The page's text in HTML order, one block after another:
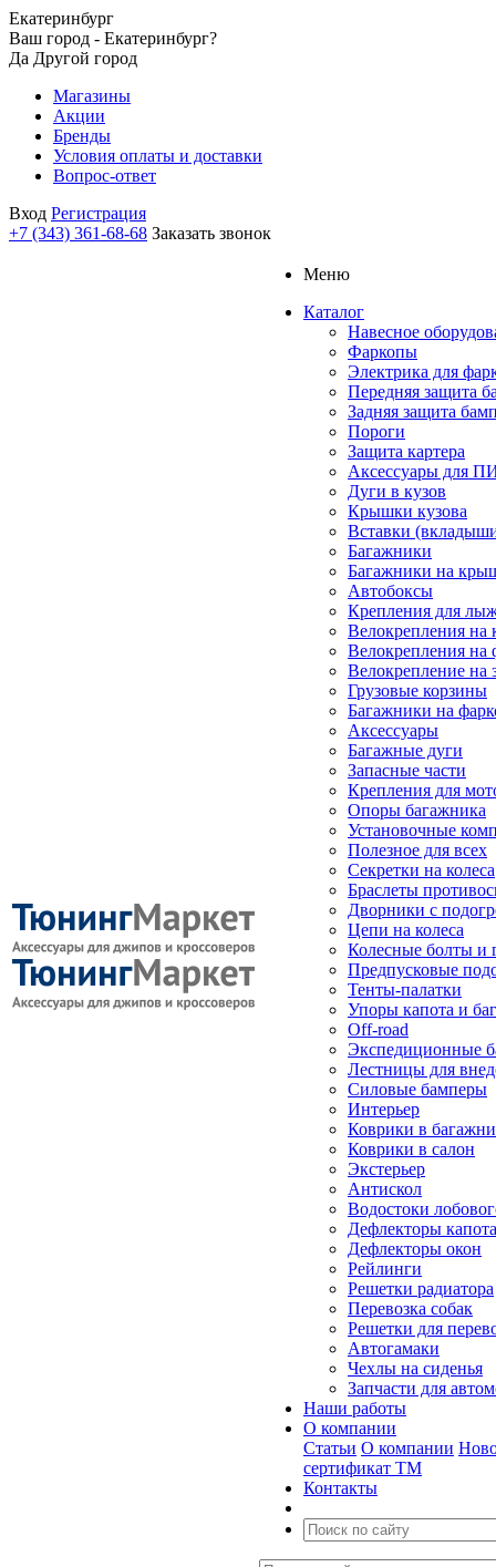
Екатеринбург
Ваш город - Екатеринбург?
Да Другой город
Магазины
Акции
Бренды
Условия оплаты и доставки
Вопрос-ответ
Вход Регистрация
+7 (343) 361-68-68 Заказать звонок
Меню
Каталог
Навесное
Фаркопы
Электрика для
Передняя защита
Задняя защита
Пороги
Защита картера
Аксессуары для
Дуги в кузов
Крышки кузова
Вставки
Багажники
Багажники на
Автобоксы
Крепления для
Велокрепления
Велокрепления на
Велокрепление на
Грузовые корзины
Багажники на
Аксессуары
Багажные дуги
Запасные части
Крепления для
Опоры багажника
Установочные
Полезное для всех
Секретки на колеса
Браслеты
Дворники с
Цепи на колеса
Колесные болты и
Предпусковые
Тенты-палатки
Упоры капота и
Off-road
Экспедиционные
Лестницы для
Силовые бамперы
Интерьер
Коврики в
Коврики в салон
Экстерьер
Антискол
Водостоки
Дефлекторы капота
Дефлекторы окон
Рейлинги
Решетки радиатора
Перевозка собак
Решетки для
Автогамаки
Чехлы на сиденья
Запчасти для
Наши работы
О компании
Статьи О компании
сертификат ТМ
Контакты